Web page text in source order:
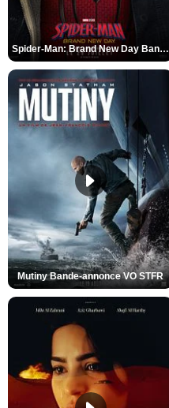
Spider-Man: Brand New Day Bande-annonce VO STFR
Mutiny Bande-annonce VO STFR